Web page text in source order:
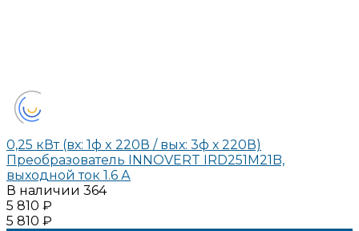
0,25 кВт (вх: 1ф x 220В / вых: 3ф х 220В)
Преобразователь INNOVERT IRD251M21B,
выходной ток 1.6 А
В наличии 364
5 810 ₽
5 810 ₽